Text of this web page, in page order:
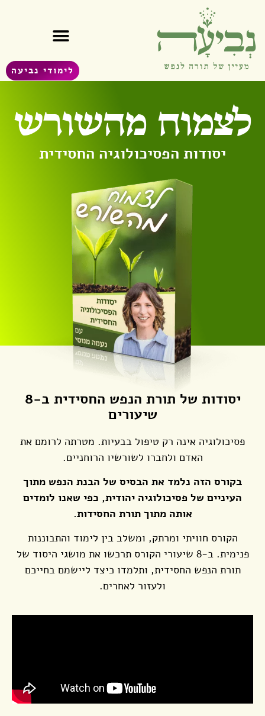
לימודי נביעה
לצמוח מהשורש
יסודות הפסיכולוגיה החסידית
יסודות של תורת הנפש החסידית ב-8
שיעורים
פסיכולוגיה אינה רק טיפול בבעיות. מטרתה לרומם את
האדם ולחברו לשורשיו הרוחניים.
בקורס הזה נלמד את הבסיס של הבנת הנפש מתוך
העיניים של פסיכולוגיה יהודית, כפי שאנו לומדים
אותה מתוך תורת החסידות.
הקורס חוויתי ומרתק, ומשלב בין לימוד והתבוננות
פנימית. ב-8 שיעורי הקורס תרכשו את מושגי היסוד של
תורת הנפש החסידית, ותלמדו כיצד ליישמם בחייכם
ולעזור לאחרים.